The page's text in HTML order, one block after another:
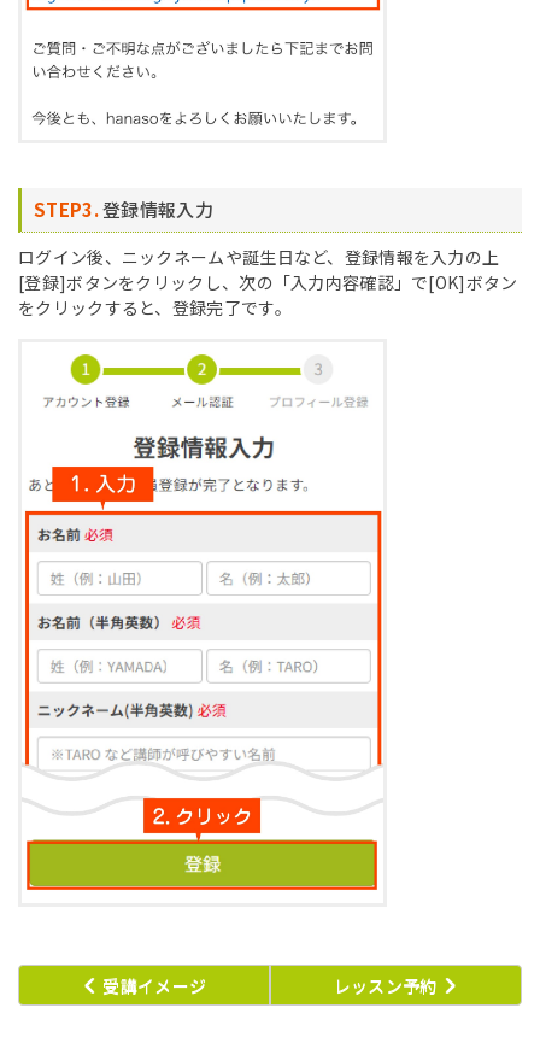
STEP3.登録情報入力
ログイン後、ニックネームや誕生日など、登録情報を入力の上
[登録]ボタンをクリックし、次の「入力内容確認」で[OK]ボタン
をクリックすると、登録完了です。
受講イメージ レッスン予約